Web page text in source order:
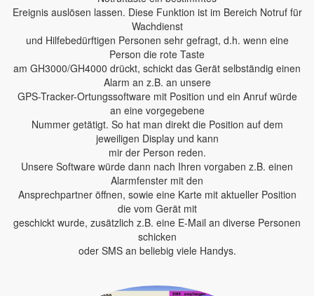
Ereignis auslösen lassen. Diese Funktion ist im Bereich Notruf für
Wachdienst
und Hilfebedürftigen Personen sehr gefragt, d.h. wenn eine
Person die rote Taste
am GH3000/GH4000 drückt, schickt das Gerät selbständig einen
Alarm an z.B. an unsere
GPS-Tracker-Ortungssoftware mit Position und ein Anruf würde
an eine vorgegebene
Nummer getätigt. So hat man direkt die Position auf dem
jeweiligen Display und kann
mir der Person reden.
Unsere Software würde dann nach Ihren vorgaben z.B. einen
Alarmfenster mit den
Ansprechpartner öffnen, sowie eine Karte mit aktueller Position
die vom Gerät mit
geschickt wurde, zusätzlich z.B. eine E-Mail an diverse Personen
schicken
oder SMS an beliebig viele Handys.